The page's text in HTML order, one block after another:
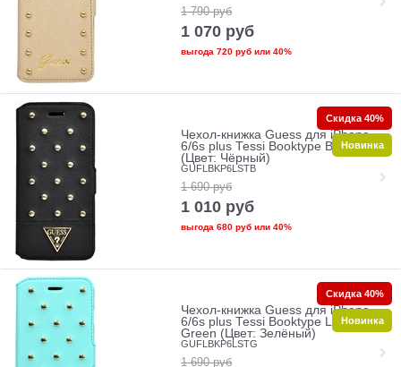
1 790 руб
1 070 руб
выгода 720 рубили 40%
Чехол-книжка Guess для iPhone
6/6s plus Tessi Booktype Black
(Цвет: Чёрный)
GUFLBKP6LSTB
1 690 руб
1 010 руб
выгода 680 рубили 40%
Скидка 40%
Новинка
Чехол-книжка Guess для iPhone
6/6s plus Tessi Booktype Light
Green (Цвет: Зелёный)
GUFLBKP6LSTG
1 690 руб
Скидка 40%
Новинка